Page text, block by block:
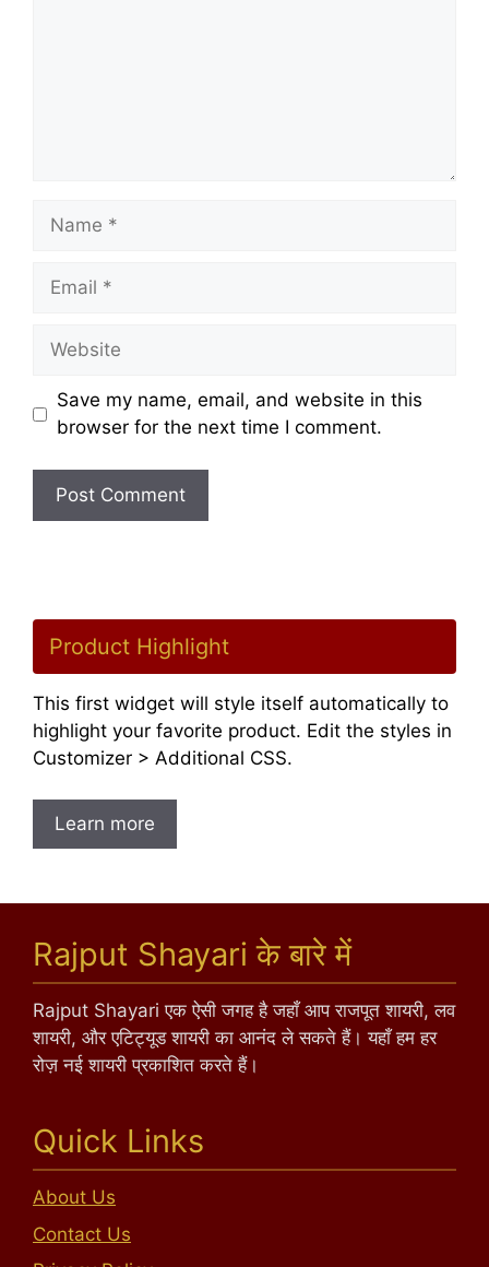
Name
Email
Website
Save my name, email, and website in this
browser for the next time I comment.
Product Highlight
This first widget will style itself automatically to
highlight your favorite product. Edit the styles in
Customizer > Additional CSS.
Learn more
Rajput Shayari के बारे में
Rajput Shayari एक ऐसी जगह है जहाँ आप राजपूत शायरी, लव
शायरी, और एटिट्यूड शायरी का आनंद ले सकते हैं। यहाँ हम हर
रोज़ नई शायरी प्रकाशित करते हैं।
Quick Links
About Us
Contact Us